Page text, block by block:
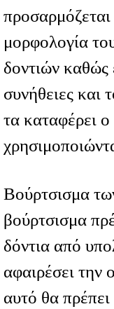
μορφολογία
δοντιών καθώς
συνήθειες και
τα καταφέρει
Βούρτσισμα
βούρτσισμα
δόντια από
αφαιρέσει την
αυτό θα